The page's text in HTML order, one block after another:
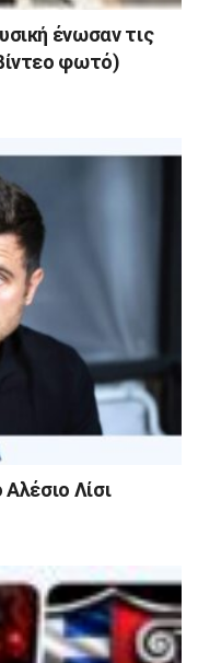
ένωσαν τις
φωτό)
Λίσι